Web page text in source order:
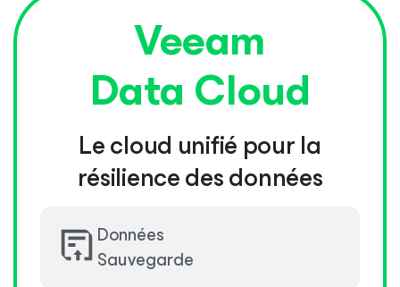
Veeam
Data Cloud
Le cloud unifié pour la
résilience des données
Données
Sauvegarde